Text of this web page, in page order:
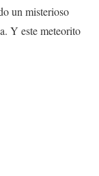
un misterioso
Y este meteorito